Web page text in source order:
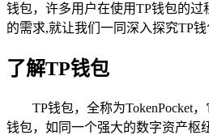
钱包，许多用户在使用TP钱包的过
的需求,就让我们一同深入探究TP钱
了解TP钱包
TP钱包，全称为TokenPocket
钱包，如同一个强大的数字资产枢